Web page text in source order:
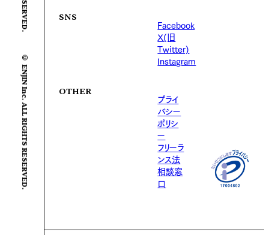
© ENJIN Inc. ALL RIGHTS RESERVED.
SNS
Facebook
X(旧
Twitter)
Instagram
OTHER
プライ
バシー
ポリシ
ー
フリーラ
ンス法
相談窓
口